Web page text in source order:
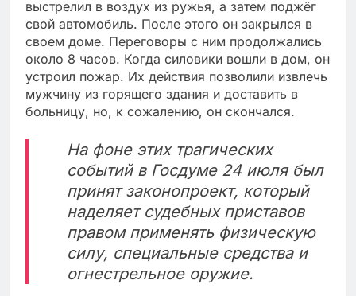
выстрелил в воздух из ружья, а затем поджёг
свой автомобиль. После этого он закрылся в
своем доме. Переговоры с ним продолжались
около 8 часов. Когда силовики вошли в дом, он
устроил пожар. Их действия позволили извлечь
мужчину из горящего здания и доставить в
больницу, но, к сожалению, он скончался.
На фоне этих трагических
событий в Госдуме 24 июля был
принят законопроект, который
наделяет судебных приставов
правом применять физическую
силу, специальные средства и
огнестрельное оружие.